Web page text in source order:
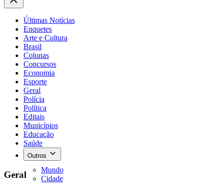
Últimas Notícias
Enquetes
Arte e Cultura
Brasil
Colunas
Concursos
Economia
Esporte
Geral
Polícia
Política
Editais
Municípios
Educação
Saúde
Outros
Mundo
Cidade
Geral